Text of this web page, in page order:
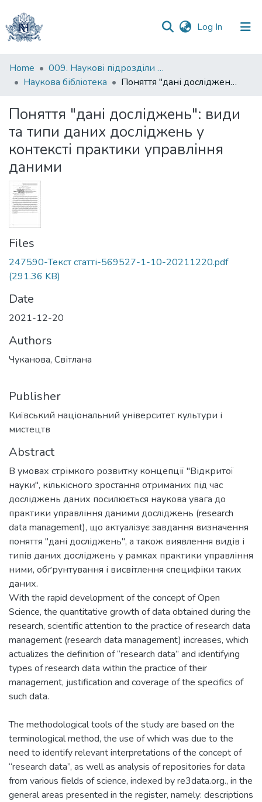
Log In (current)
Communities
&
All of DSpace
Statistics
Home
009. Наукові підрозділи НаУКМА
Наукова бібліотека
Поняття "дані досліджень": види та типи даних досліджень у контексті практики управління даними
Поняття "дані досліджень": види
та типи даних досліджень у
контексті практики управління
даними
Files
247590-Текст статті-569527-1-10-20211220.pdf
(291.36 KB)
Date
2021-12-20
Authors
Чуканова, Світлана
Publisher
Київський національний університет культури і
мистецтв
Abstract
В умовах стрімкого розвитку концепції "Відкритої
науки", кількісного зростання отриманих під час
досліджень даних посилюється наукова увага до
практики управління даними досліджень (research
data management), що актуалізує завдання визначення
поняття "дані досліджень", а також виявлення видів і
типів даних досліджень у рамках практики управління
ними, обґрунтування і висвітлення специфіки таких
даних.
With the rapid development of the concept of Open
Science, the quantitative growth of data obtained during the
research, scientific attention to the practice of research data
management (research data management) increases, which
actualizes the definition of “research data” and identifying
types of research data within the practice of their
management, justification and coverage of the specifics of
such data.
The methodological tools of the study are based on the
terminological method, the use of which was due to the
need to identify relevant interpretations of the concept of
“research data”, as well as analysis of repositories for data
from various fields of science, indexed by re3data.org., in the
general areas presented in the register, namely: descriptions